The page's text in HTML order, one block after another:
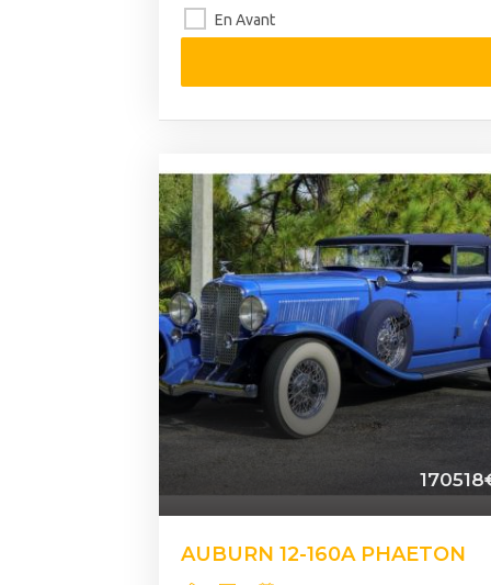
En Avant
170518
AUBURN 12-160A PHAETON